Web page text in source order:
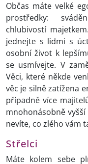
Občas máte velké
prostředky:
chlubivostí
jednejte s lidmi s
osobní život k
se usmívejte. V
Věci, které někde
věc je silně zatížena
případně více
mnohonásobně
nevíte, co zlého vám
Střelci
Máte kolem sebe